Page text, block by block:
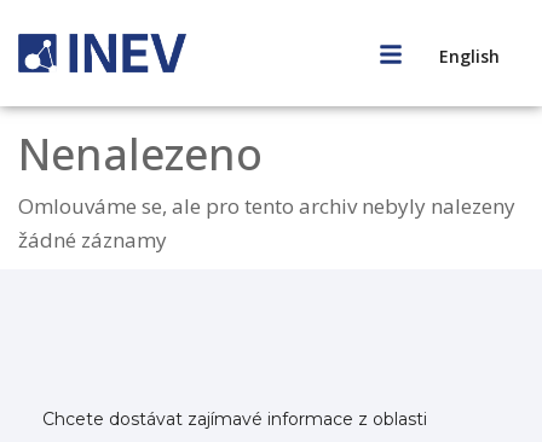
English
Nenalezeno
Omlouváme se, ale pro tento archiv nebyly nalezeny
žádné záznamy
Chcete dostávat zajímavé informace z oblasti